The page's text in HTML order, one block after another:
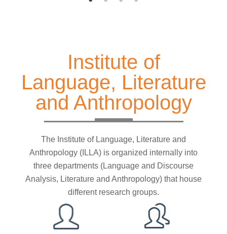
Institute of
Language, Literature
and Anthropology
The Institute of Language, Literature and
Anthropology (ILLA) is organized internally into
three departments (Language and Discourse
Analysis, Literature and Anthropology) that house
different research groups.